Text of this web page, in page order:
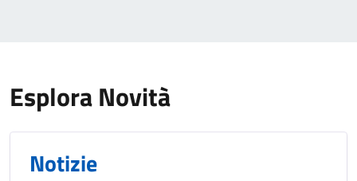
Esplora Novità
Notizie